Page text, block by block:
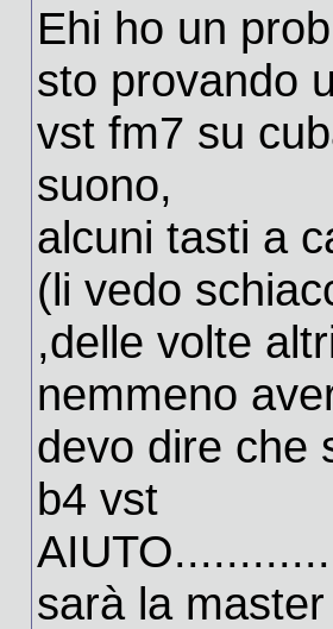
Ehi ho un
sto provando
vst fm7 su
suono,
alcuni tasti a
(li vedo
,delle volte
nemmeno
devo dire che
b4 vst
sarà la